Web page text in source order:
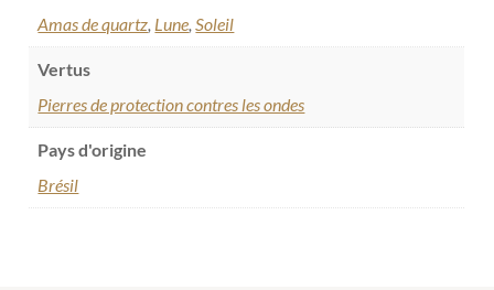
Amas de quartz Lune Soleil
Vertus
Pierres de protection contres les ondes
Pays d'origine
Brésil